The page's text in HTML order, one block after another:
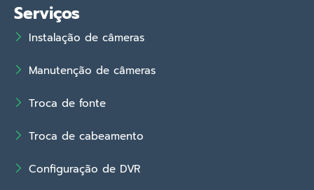
Serviços
Instalação de câmeras
Manutenção de câmeras
Troca de fonte
Troca de cabeamento
Configuração de DVR